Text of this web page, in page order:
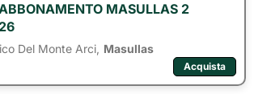
MASULLAS 2
Del Monte Arci, Masullas
Acquista